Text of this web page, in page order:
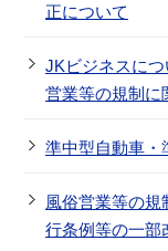
正について
JKビジネスに
営業等の規制に
準中型自動車・
風俗営業等の
行条例等の一部